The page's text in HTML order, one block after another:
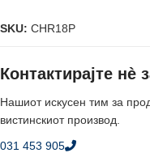
SKU: CHR18P
Контактирајте нè
Нашиот искусен тим за
вистинскиот производ.
031 453 905